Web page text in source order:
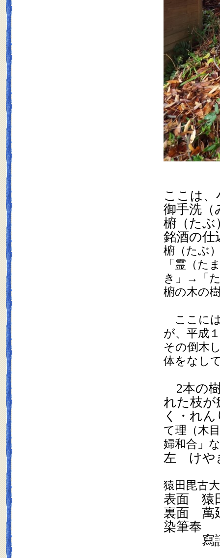
ここは、
御手洗（
椨（たぶ
銘酒の仕
椨（たぶ
「霊（た
き」→「
椨の木の
ここに
が、平成
その倒木
体をなし
2本の
れた枝が
く・れ
て理（木
婦和合」
左 け
猿田毘古
表面 猿
裏面 萬
染筆奉
寫謹